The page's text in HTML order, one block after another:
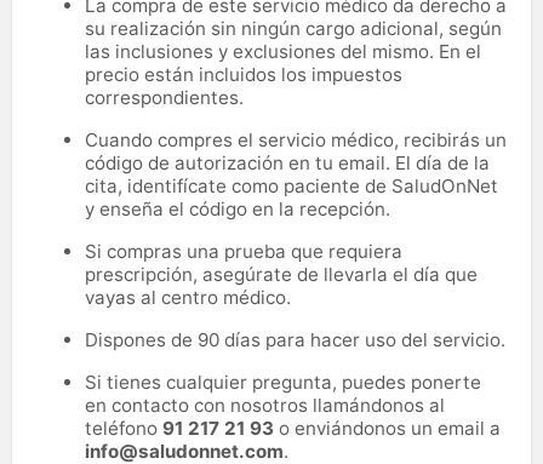
La compra de este servicio médico da derecho a
su realización sin ningún cargo adicional, según
las inclusiones y exclusiones del mismo. En el
precio están incluidos los impuestos
correspondientes.
Cuando compres el servicio médico, recibirás un
código de autorización en tu email. El día de la
cita, identifícate como paciente de SaludOnNet
y enseña el código en la recepción.
Si compras una prueba que requiera
prescripción, asegúrate de llevarla el día que
vayas al centro médico.
Dispones de 90 días para hacer uso del servicio.
Si tienes cualquier pregunta, puedes ponerte
en contacto con nosotros llamándonos al
teléfono 91 217 21 93 o enviándonos un email a
info@saludonnet.com.